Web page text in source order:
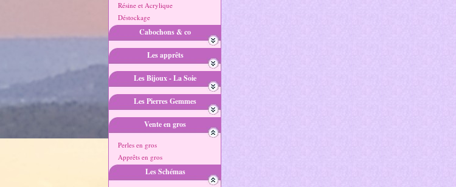
Résine et Acrylique
Déstockage
Cabochons & co
Les apprêts
Les Bijoux - La Soie
Les Pierres Gemmes
Vente en gros
Perles en gros
Apprêts en gros
Les Schémas